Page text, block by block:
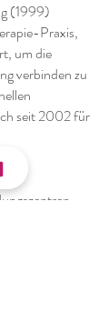
(1999)
Praxis,
um die
verbinden zu
seit 2002 für